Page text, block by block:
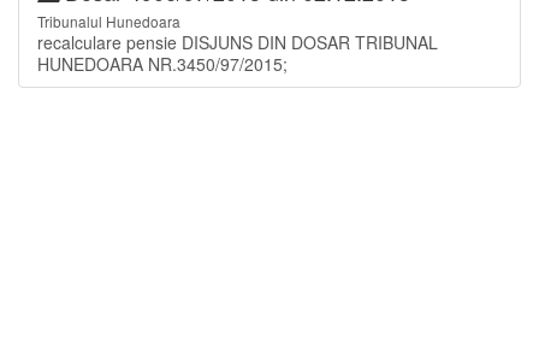
Tribunalul Hunedoara
recalculare pensie DISJUNS DIN DOSAR TRIBUNAL
HUNEDOARA NR.3450/97/2015;